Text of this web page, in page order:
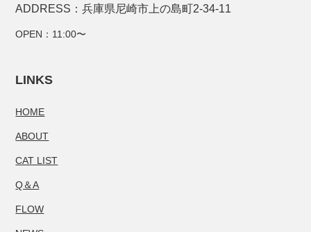
ADDRESS：兵庫県尼崎市上の島町2-34-11
OPEN：11:00〜
LINKS
HOME
ABOUT
CAT LIST
Q＆A
FLOW